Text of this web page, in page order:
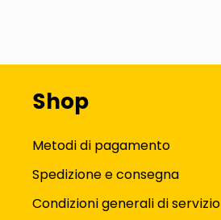
Shop
Metodi di pagamento
Spedizione e consegna
Condizioni generali di servizio